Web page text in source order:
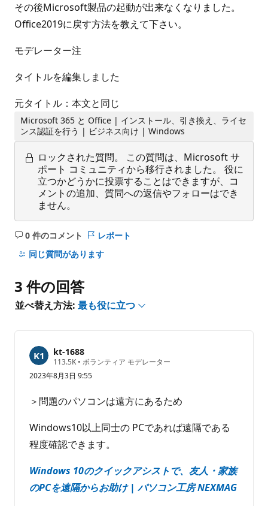
その後Microsoft製品の起動が出来なくなりました。
Office2019に戻す方法を教えて下さい。
モデレーター注
タイトルを編集しました
元タイトル：本文と同じ
Microsoft 365 と Office | インストール、引き換え、ライセ
ンス認証を行う | ビジネス向け | Windows
ロックされた質問。
この質問は、Microsoft サ
ポート コミュニティから移行されました。 役に
立つかどうかに投票することはできますが、コ
メントの追加、質問への返信やフォローはでき
ません。
0 件のコメント
コ
メ
は
あ
ま
ん
レポート
同じ質問があります
3 件の回答
並べ替え方法: 最も役に立つ
kt-1688
113.5K 評
の
イ
ン
• ボランティア モデレーター
2023年8月3日 9:55
＞問題のパソコンは遠方にあるため
Windows10以上同士の PCであれば遠隔である
程度確認できます。
Windows 10のクイックアシストで、友人・家族
のPCを遠隔からお助け | パソコン工房 NEXMAG